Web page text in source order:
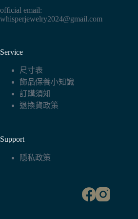
official email:
whisperjewelry2024@gmail.com
Service
尺寸表
飾品保養小知識
訂購須知
退換貨政策
Support
隱私政策